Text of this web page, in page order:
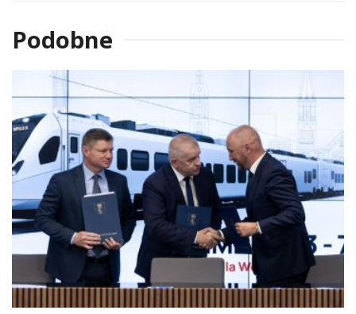
Podobne